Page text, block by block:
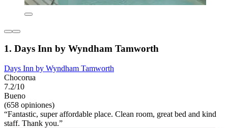
1. Days Inn by Wyndham Tamworth
Days Inn by Wyndham Tamworth
Chocorua
7.2/10
Bueno
(658 opiniones)
“Fantastic, super affordable place. Clean room, great bed and kind
staff. Thank you.”